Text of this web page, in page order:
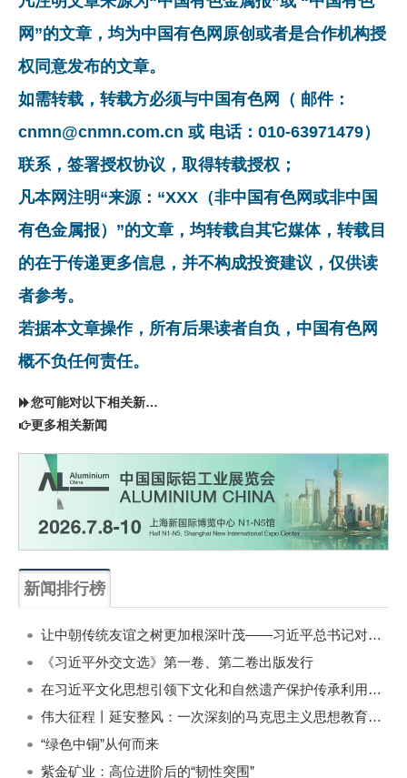
网”的文章，均为中国有色网原创或者是合作机构授
权同意发布的文章。
如需转载，转载方必须与中国有色网（ 邮件：
cnmn@cnmn.com.cn 或 电话：010-63971479）
联系，签署授权协议，取得转载授权；
凡本网注明“来源：“XXX（非中国有色网或非中国
有色金属报）”的文章，均转载自其它媒体，转载目
的在于传递更多信息，并不构成投资建议，仅供读
者参考。
若据本文章操作，所有后果读者自负，中国有色网
概不负任何责任。
您可能对以下相关新闻同样感兴趣
更多相关新闻
新闻排行榜
让中朝传统友谊之树更加根深叶茂——习近平总书记对朝鲜进行国事访问纪实
《习近平外交文选》第一卷、第二卷出版发行
在习近平文化思想引领下文化和自然遗产保护传承利用工作开创新局面
伟大征程丨延安整风：一次深刻的马克思主义思想教育运动
“绿色中铜”从何而来
紫金矿业：高位进阶后的“韧性突围”